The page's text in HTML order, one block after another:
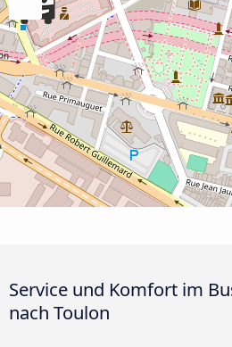
Service und Komfort im
nach Toulon